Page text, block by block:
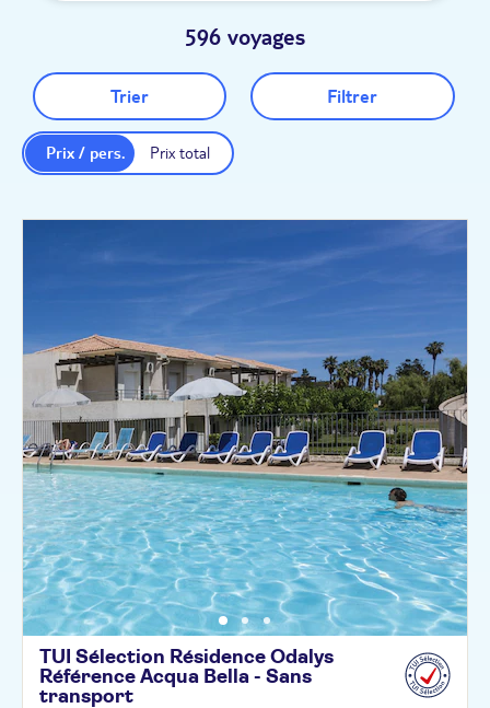
596 voyages
Trier Filtrer
Prix total
Prix / pers.
TUI Sélection Résidence Odalys
Référence Acqua Bella - Sans
transport